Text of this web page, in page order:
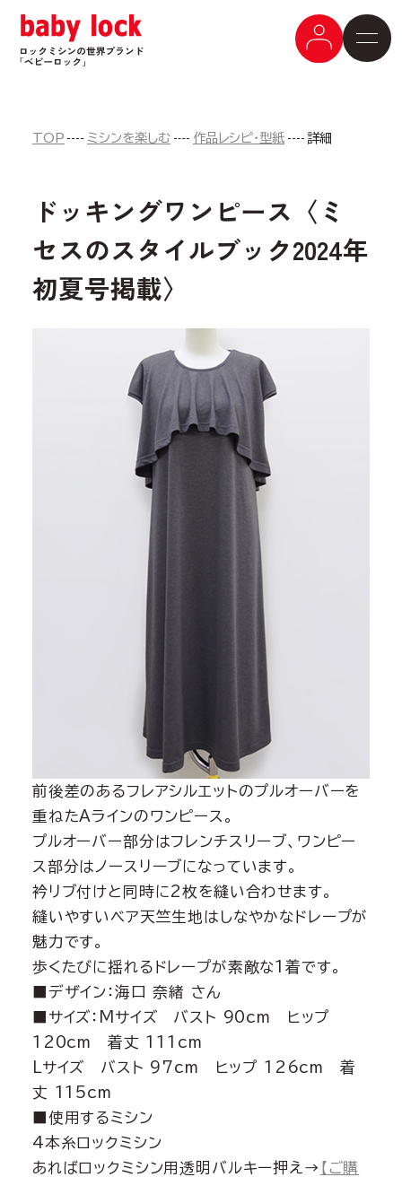
TOP ミシンを楽しむ 作品レシピ・型紙 詳細
ドッキングワンピース〈ミ
セスのスタイルブック2024年
初夏号掲載〉
前後差のあるフレアシルエットのプルオーバーを
重ねたAラインのワンピース。
プルオーバー部分はフレンチスリーブ、ワンピー
ス部分はノースリーブになっています。
衿リブ付けと同時に2枚を縫い合わせます。
縫いやすいベア天竺生地はしなやかなドレープが
魅力です。
歩くたびに揺れるドレープが素敵な1着です。
■デザイン：海口 奈緒 さん
■サイズ：Mサイズ バスト 90cm ヒップ
120cm 着丈 111cm
Lサイズ バスト 97cm ヒップ 126cm 着
丈 115cm
■使用するミシン
4本糸ロックミシン
あればロックミシン用透明バルキー押え→ 【ご購